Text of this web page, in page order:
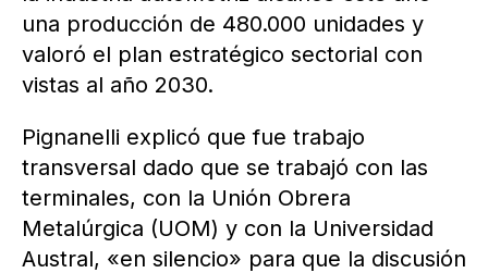
una producción de 480.000 unidades y
valoró el plan estratégico sectorial con
vistas al año 2030.
Pignanelli explicó que fue trabajo
transversal dado que se trabajó con las
terminales, con la Unión Obrera
Metalúrgica (UOM) y con la Universidad
Austral, «en silencio» para que la discusión